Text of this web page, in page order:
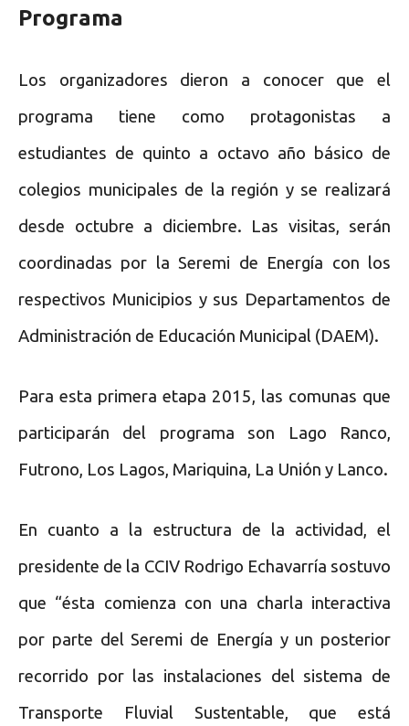
Programa
Los organizadores dieron a conocer que el
programa tiene como protagonistas a
estudiantes de quinto a octavo año básico de
colegios municipales de la región y se realizará
desde octubre a diciembre. Las visitas, serán
coordinadas por la Seremi de Energía con los
respectivos Municipios y sus Departamentos de
Administración de Educación Municipal (DAEM).
Para esta primera etapa 2015, las comunas que
participarán del programa son Lago Ranco,
Futrono, Los Lagos, Mariquina, La Unión y Lanco.
En cuanto a la estructura de la actividad, el
presidente de la CCIV Rodrigo Echavarría sostuvo
que “ésta comienza con una charla interactiva
por parte del Seremi de Energía y un posterior
recorrido por las instalaciones del sistema de
Transporte Fluvial Sustentable, que está